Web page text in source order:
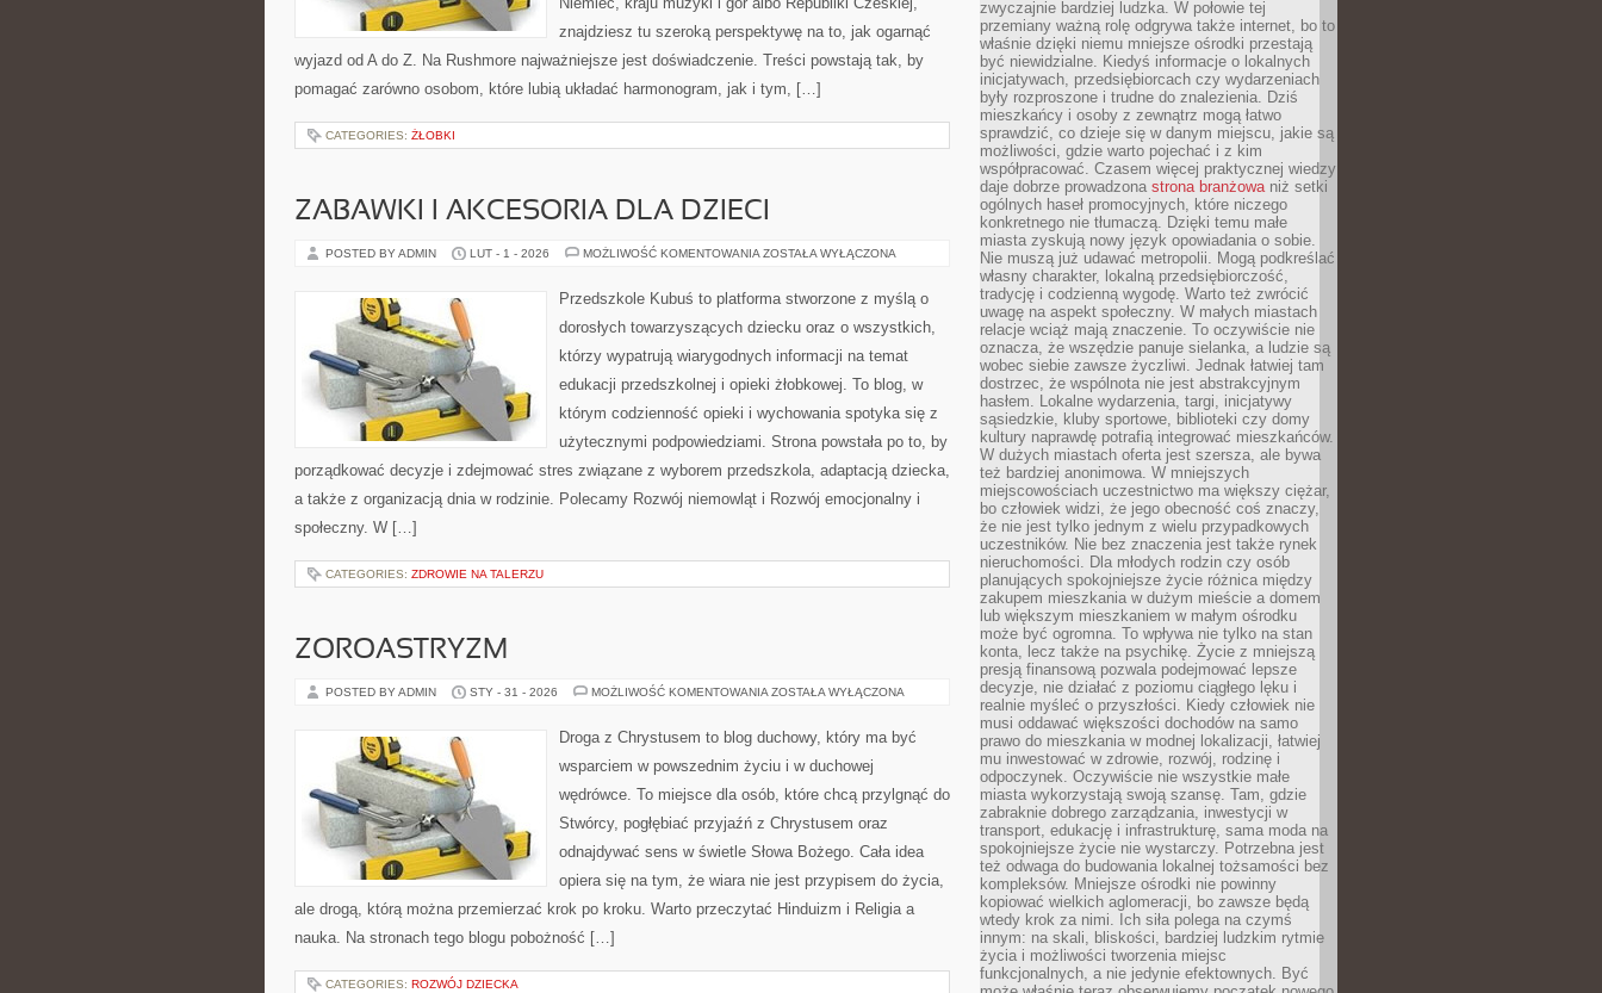
znajdziesz tu szeroką perspektywę na to, jak ogarnąć
wyjazd od A do Z. Na Rushmore najważniejsze jest doświadczenie. Treści powstają tak, by
pomagać zarówno osobom, które lubią układać harmonogram, jak i tym, […]
CATEGORIES: ŻŁOBKI
ZABAWKI I AKCESORIA DLA DZIECI
POSTED BY ADMIN LUT - 1 - 2026 MOŻLIWOŚĆ KOMENTOWANIA ZABAWKI
DZIECI
ZOSTAŁA WYŁĄCZONA
Przedszkole Kubuś to platforma stworzone z myślą o
dorosłych towarzyszących dziecku oraz o wszystkich,
którzy wypatrują wiarygodnych informacji na temat
edukacji przedszkolnej i opieki żłobkowej. To blog, w
którym codzienność opieki i wychowania spotyka się z
użytecznymi podpowiedziami. Strona powstała po to, by
porządkować decyzje i zdejmować stres związane z wyborem przedszkola, adaptacją dziecka,
a także z organizacją dnia w rodzinie. Polecamy Rozwój niemowląt i Rozwój emocjonalny i
społeczny. W […]
CATEGORIES: ZDROWIE NA TALERZU
ZOROASTRYZM
POSTED BY ADMIN STY - 31 - 2026 MOŻLIWOŚĆ KOMENTOWANIA ZOROASTRYZM
ZOSTAŁA WYŁĄCZONA
Droga z Chrystusem to blog duchowy, który ma być
wsparciem w powszednim życiu i w duchowej
wędrówce. To miejsce dla osób, które chcą przylgnąć do
Stwórcy, pogłębiać przyjaźń z Chrystusem oraz
odnajdywać sens w świetle Słowa Bożego. Cała idea
opiera się na tym, że wiara nie jest przypisem do życia,
ale drogą, którą można przemierzać krok po kroku. Warto przeczytać Hinduizm i Religia a
nauka. Na stronach tego blogu pobożność […]
CATEGORIES: ROZWÓJ DZIECKA
zwyczajnie bardziej ludzka. W połowie tej
przemiany ważną rolę odgrywa także internet, bo to
właśnie dzięki niemu mniejsze ośrodki przestają
być niewidzialne. Kiedyś informacje o lokalnych
inicjatywach, przedsiębiorcach czy wydarzeniach
były rozproszone i trudne do znalezienia. Dziś
mieszkańcy i osoby z zewnątrz mogą łatwo
sprawdzić, co dzieje się w danym miejscu, jakie są
możliwości, gdzie warto pojechać i z kim
współpracować. Czasem więcej praktycznej wiedzy
daje dobrze prowadzona strona branżowaniż setki
ogólnych haseł promocyjnych, które niczego
konkretnego nie tłumaczą. Dzięki temu małe
miasta zyskują nowy język opowiadania o sobie.
Nie muszą już udawać metropolii. Mogą podkreślać
własny charakter, lokalną przedsiębiorczość,
tradycję i codzienną wygodę. Warto też zwrócić
uwagę na aspekt społeczny. W małych miastach
relacje wciąż mają znaczenie. To oczywiście nie
oznacza, że wszędzie panuje sielanka, a ludzie są
wobec siebie zawsze życzliwi. Jednak łatwiej tam
dostrzec, że wspólnota nie jest abstrakcyjnym
hasłem. Lokalne wydarzenia, targi, inicjatywy
sąsiedzkie, kluby sportowe, biblioteki czy domy
kultury naprawdę potrafią integrować mieszkańców.
W dużych miastach oferta jest szersza, ale bywa
też bardziej anonimowa. W mniejszych
miejscowościach uczestnictwo ma większy ciężar,
bo człowiek widzi, że jego obecność coś znaczy,
że nie jest tylko jednym z wielu przypadkowych
uczestników. Nie bez znaczenia jest także rynek
nieruchomości. Dla młodych rodzin czy osób
planujących spokojniejsze życie różnica między
zakupem mieszkania w dużym mieście a domem
lub większym mieszkaniem w małym ośrodku
może być ogromna. To wpływa nie tylko na stan
konta, lecz także na psychikę. Życie z mniejszą
presją finansową pozwala podejmować lepsze
decyzje, nie działać z poziomu ciągłego lęku i
realnie myśleć o przyszłości. Kiedy człowiek nie
musi oddawać większości dochodów na samo
prawo do mieszkania w modnej lokalizacji, łatwiej
mu inwestować w zdrowie, rozwój, rodzinę i
odpoczynek. Oczywiście nie wszystkie małe
miasta wykorzystają swoją szansę. Tam, gdzie
zabraknie dobrego zarządzania, inwestycji w
transport, edukację i infrastrukturę, sama moda na
spokojniejsze życie nie wystarczy. Potrzebna jest
też odwaga do budowania lokalnej tożsamości bez
kompleksów. Mniejsze ośrodki nie powinny
kopiować wielkich aglomeracji, bo zawsze będą
wtedy krok za nimi. Ich siła polega na czymś
innym: na skali, bliskości, bardziej ludzkim rytmie
życia i możliwości tworzenia miejsc
funkcjonalnych, a nie jedynie efektownych. Być